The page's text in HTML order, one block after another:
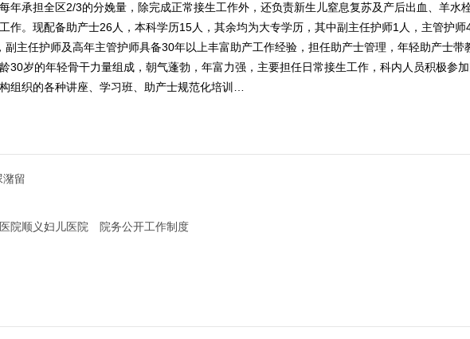
年承担全区2/3的分娩量，除完成正常接生工作外，还负责新生儿窒息复苏及产后出血、羊水
作。现配备助产士26人，本科学历15人，其余均为大专学历，其中副主任护师1人，主管护师
副主任护师及高年主管护师具备30年以上丰富助产工作经验，担任助产士管理，年轻助产士带
30岁的年轻骨干力量组成，朝气蓬勃，年富力强，主要担任日常接生工作，科内人员积极参
组织的各种讲座、学习班、助产士规范化培训…
潴留
院顺义妇儿医院 院务公开工作制度